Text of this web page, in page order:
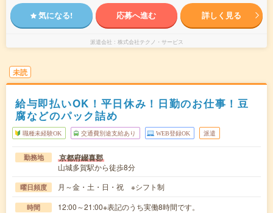
気になる! 応募へ進む 詳しく見る
派遣会社 株式会社テクノ・サービス
未読
給与即払いOK！平日休み！日勤のお仕事！豆
腐などのパック詰め
職種未経験OK 交通費別途支給あり WEB登録OK 派遣
勤務地 京都府綴喜郡
山城多賀駅から徒歩8分
曜日頻度 月～金・土・日・祝 ※シフト制
時間 12:00～21:00※表記のうち実働8時間です。